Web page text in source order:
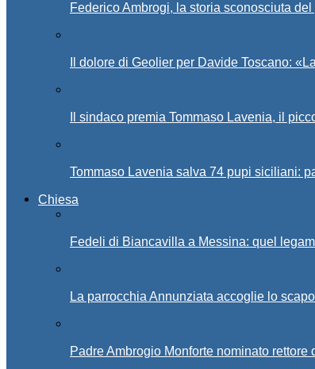
Federico Ambrogi, la storia sconosciuta
Il dolore di Geolier per Davide Toscano:
Il sindaco premia Tommaso Lavenia, il
Tommaso Lavenia salva 74 pupi siciliani:
Chiesa
Fedeli di Biancavilla a Messina: quel
La parrocchia Annunziata accoglie lo
Padre Ambrogio Monforte nominato rettore